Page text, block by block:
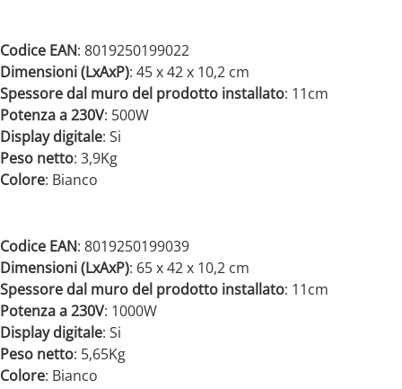
Codice EAN: 8019250199022
Dimensioni (LxAxP): 45 x 42 x 10,2 cm
Spessore dal muro del prodotto installato: 11cm
Potenza a 230V: 500W
Display digitale: Si
Peso netto: 3,9Kg
Colore: Bianco
Codice EAN: 8019250199039
Dimensioni (LxAxP): 65 x 42 x 10,2 cm
Spessore dal muro del prodotto installato: 11cm
Potenza a 230V: 1000W
Display digitale: Si
Peso netto: 5,65Kg
Colore: Bianco